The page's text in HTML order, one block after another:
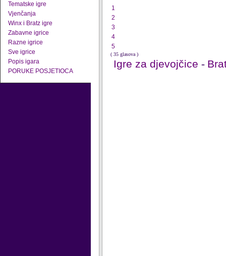
Tematske igre
Vjenčanja
Winx i Bratz igre
Zabavne igrice
Razne igrice
Sve igrice
Popis igara
PORUKE POSJETIOCA
1
2
3
4
5
( 35 glasova )
Igre za djevojčice -